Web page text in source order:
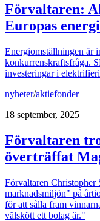
Förvaltaren:
Europas
Energiomställningen är
konkurrenskraftsfråga.
investeringar i
nyheter/aktiefonder
18 september, 2025
Förvaltaren
överträffat
Förvaltaren Christopher
marknadsmiljön" på
för att sålla fram
välskött ett bolag är."